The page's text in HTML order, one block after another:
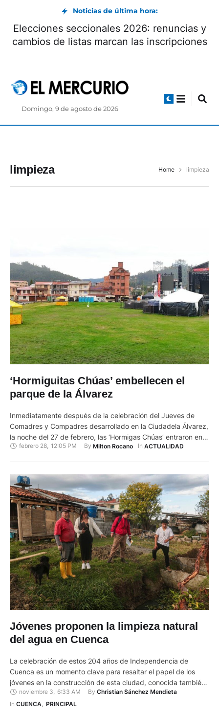
Noticias de última hora:
Elecciones seccionales 2026: renuncias y
cambios de listas marcan las inscripciones
Domingo, 9 de agosto de 2026
limpieza Home limpieza
‘Hormiguitas Chúas’ embellecen el
parque de la Álvarez
Inmediatamente después de la celebración del Jueves de
Comadres y Compadres desarrollado en la Ciudadela Álvarez,
la noche del 27 de febrero, las ‘Hormigas Chúas’ entraron en
acción para dejar el lugar en orden. Gran labor de la cuadrilla
febrero 28, 12:05 PM By Milton Rocano In ACTUALIDAD
Jóvenes proponen la limpieza natural
del agua en Cuenca
La celebración de estos 204 años de Independencia de
Cuenca es un momento clave para resaltar el papel de los
jóvenes en la construcción de esta ciudad, conocida también
como Santa Ana de los Ríos de Cuenca. Con su energía y
creatividad, los jóvenes impulsan proyectos innovadores que
noviembre 3 6:33 AM By Christian Sánchez Mendieta
In CUENCA, PRINCIPAL